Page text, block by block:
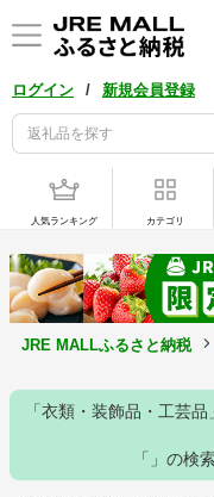
ログイン / 新規会員登録
人気ランキング カテゴリ
JRE MALLふるさと納税
「衣類・装飾品・工芸
「」の検